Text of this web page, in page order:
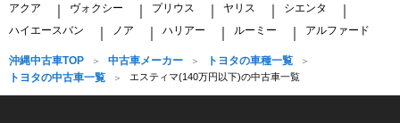
アクア ヴォクシー プリウス ヤリス シエンタ
ハイエースバン ノア ハリアー ルーミー アルファード
沖縄中古車TOP 中古車メーカー
トヨタの車種一覧
トヨタの中古車一覧
エスティマ(140万円以下)の中古車一覧